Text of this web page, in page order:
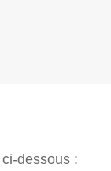
dessous :